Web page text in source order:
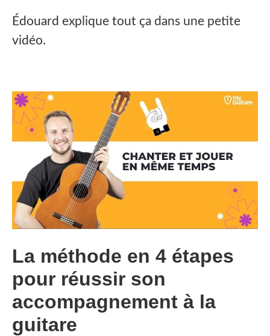
Édouard explique tout ça dans une petite
vidéo.
La méthode en 4 étapes
pour réussir son
accompagnement à la
guitare